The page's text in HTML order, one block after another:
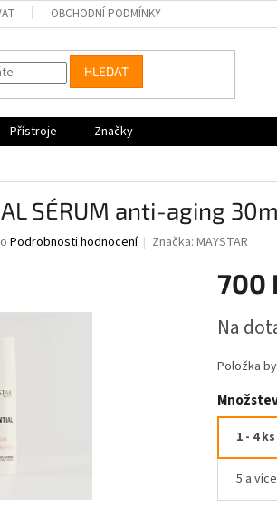
OBCHODNÍ PODMÍNKY
HLEDAT
Přístroje
Značky
SÉRUM anti-aging
Podrobnosti hodnocení Značka:MAYSTAR
700
cena:
Na
Položka
1 - 4 ks
5 a